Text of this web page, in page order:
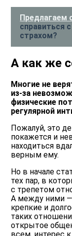
Предлагаем
справиться
страхом?
А как же
Многие не
из-за
физические
регулярной
Пожалуй, это
покажется и
находиться
верным ему.
Но в начале
тех пар, в
с трепетом
А между ними
крепкие и
таких
открытое